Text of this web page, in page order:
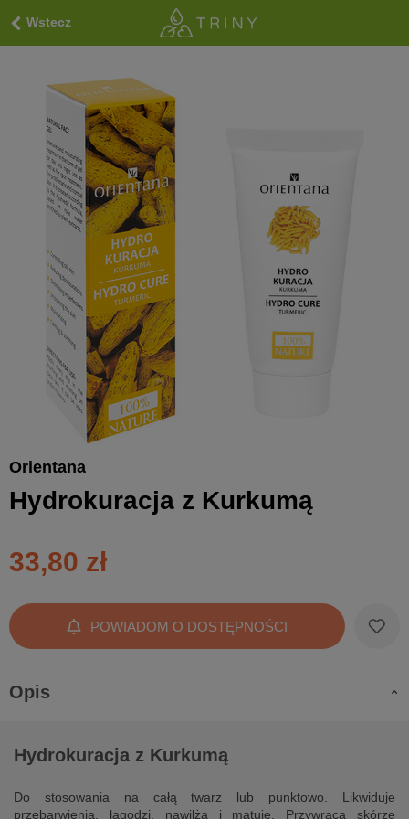
Wstecz
Orientana
Hydrokuracja z Kurkumą
33,80 zł
POWIADOM O DOSTĘPNOŚCI
Opis
Hydrokuracja z Kurkumą
Do stosowania na całą twarz lub punktowo. Likwiduje
przebarwienia, łagodzi, nawilża i matuje. Przywraca skórze